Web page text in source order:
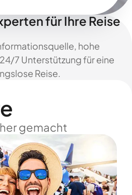
für Ihre Reise
hohe
7 Unterstützung für eine
Reise.
gemacht